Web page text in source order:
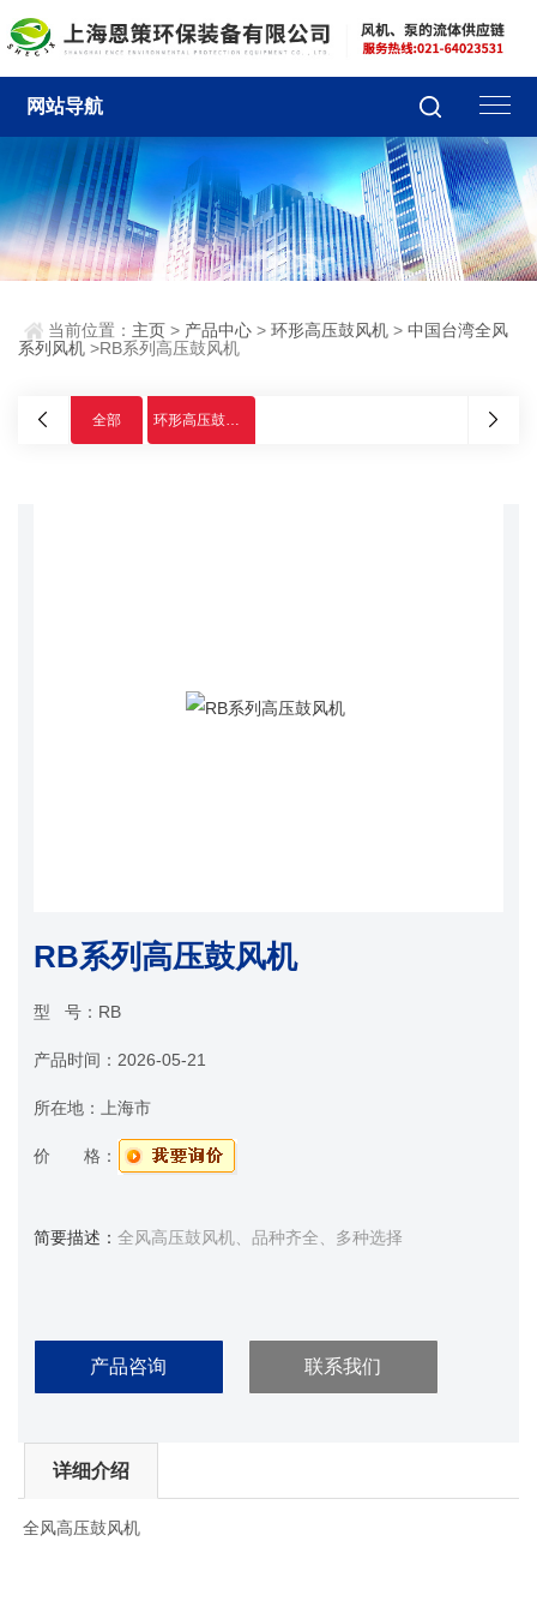
网站导航
当前位置： 主页 > 产品中心 >环形高压鼓风机 >中国台湾全风
系列风机 >RB系列高压鼓风机
全部 环形高压鼓风机
RB系列高压鼓风机
型 号： RB
产品时间： 2026-05-21
所在地： 上海市
价 格：
简要描述： 全风高压鼓风机、品种齐全、多种选择
产品咨询 联系我们
详细介绍
全风高压鼓风机